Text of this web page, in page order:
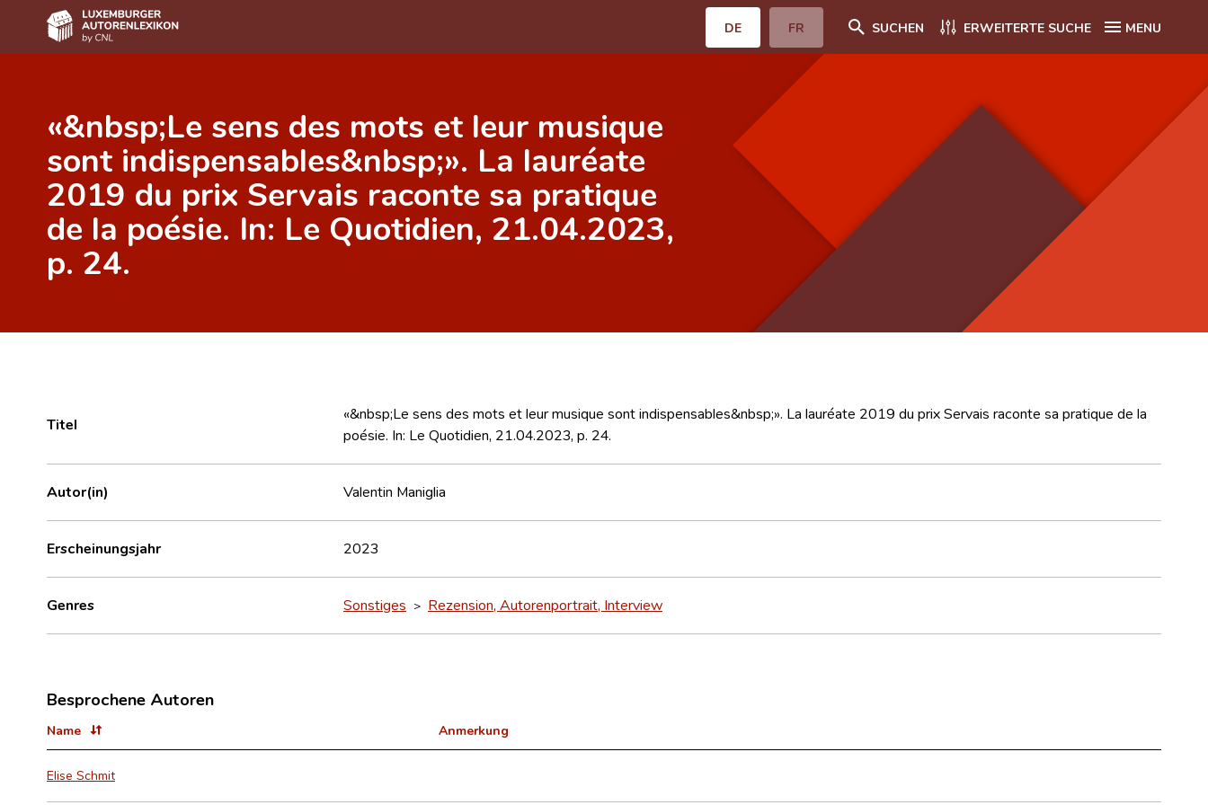
DE FR SUCHEN ERWEITERTE SUCHE MENU
Autor(inn)en A-Z
Erweiterte Suche
Häufige Fragen und Antworten
CNL
Forschungsgruppe
«&nbsp;Le sens des mots et leur musique
sont indispensables&nbsp;». La lauréate
2019 du prix Servais raconte sa pratique
de la poésie. In: Le Quotidien, 21.04.2023,
p. 24.
Titel
«&nbsp;Le sens des mots et leur musique sont indispensables&nbsp;». La lauréate 2019 du prix Servais raconte sa pratique de la
poésie. In: Le Quotidien, 21.04.2023, p. 24.
Autor(in) Valentin Maniglia
Erscheinungsjahr 2023
Genres Sonstiges > Rezension, Autorenportrait, Interview
Besprochene Autoren
Name Anmerkung
Elise Schmit